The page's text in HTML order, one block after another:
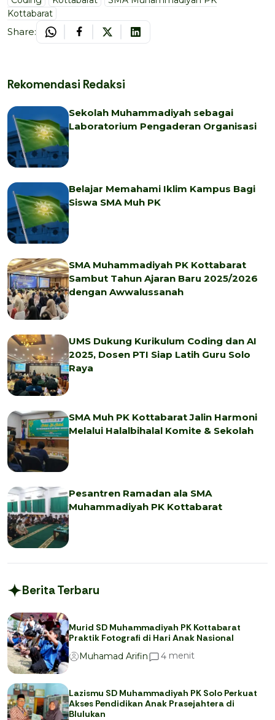
Kottabarat
Share:
Rekomendasi Redaksi
Sekolah Muhammadiyah sebagai
Laboratorium Pengaderan Organisasi
Belajar Memahami Iklim Kampus Bagi
Siswa SMA Muh PK
SMA Muhammadiyah PK Kottabarat
Sambut Tahun Ajaran Baru 2025/2026
dengan Awwalussanah
UMS Dukung Kurikulum Coding dan AI
2025, Dosen PTI Siap Latih Guru Solo
Raya
SMA Muh PK Kottabarat Jalin Harmoni
Melalui Halalbihalal Komite & Sekolah
Pesantren Ramadan ala SMA
Muhammadiyah PK Kottabarat
Berita Terbaru
Murid SD Muhammadiyah PK Kottabarat
Praktik Fotografi di Hari Anak Nasional
Muhamad Arifin
4 menit
Lazismu SD Muhammadiyah PK Solo Perkuat
Akses Pendidikan Anak Prasejahtera di
Blulukan